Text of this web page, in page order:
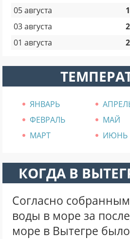
05 августа
03 августа
01 августа
ЯНВАРЬ
ФЕВРАЛЬ
МАЙ
МАРТ
ИЮНЬ
КОГДА В
Согласно
воды в море за
море в Вытегре